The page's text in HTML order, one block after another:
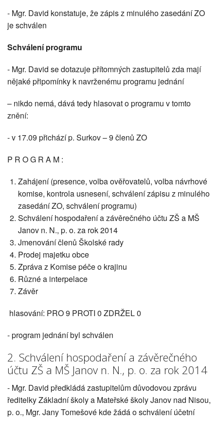
- Mgr. David konstatuje, že zápis z minulého zasedání ZO
je schválen
Schválení programu
- Mgr. David se dotazuje přítomných zastupitelů zda mají
nějaké připomínky k navrženému programu jednání
– nikdo nemá, dává tedy hlasovat o programu v tomto
znění:
- v 17.09 přichází p. Surkov – 9 členů ZO
P R O G R A M :
Zahájení (presence, volba ověřovatelů, volba návrhové
komise, kontrola usnesení, schválení zápisu z minulého
zasedání ZO, schválení programu)
Schválení hospodaření a závěrečného účtu ZŠ a MŠ
Janov n. N., p. o. za rok 2014
Jmenování členů Školské rady
Prodej majetku obce
Zpráva z Komise péče o krajinu
Různé a interpelace
Závěr
hlasování: PRO 9 PROTI 0 ZDRŽEL 0
- program jednání byl schválen
2. Schválení hospodaření a závěrečného
účtu ZŠ a MŠ Janov n. N., p. o. za rok 2014
- Mgr. David předkládá zastupitelům důvodovou zprávu
ředitelky Základní školy a Mateřské školy Janov nad Nisou,
p. o., Mgr. Jany Tomešové kde žádá o schválení účetní